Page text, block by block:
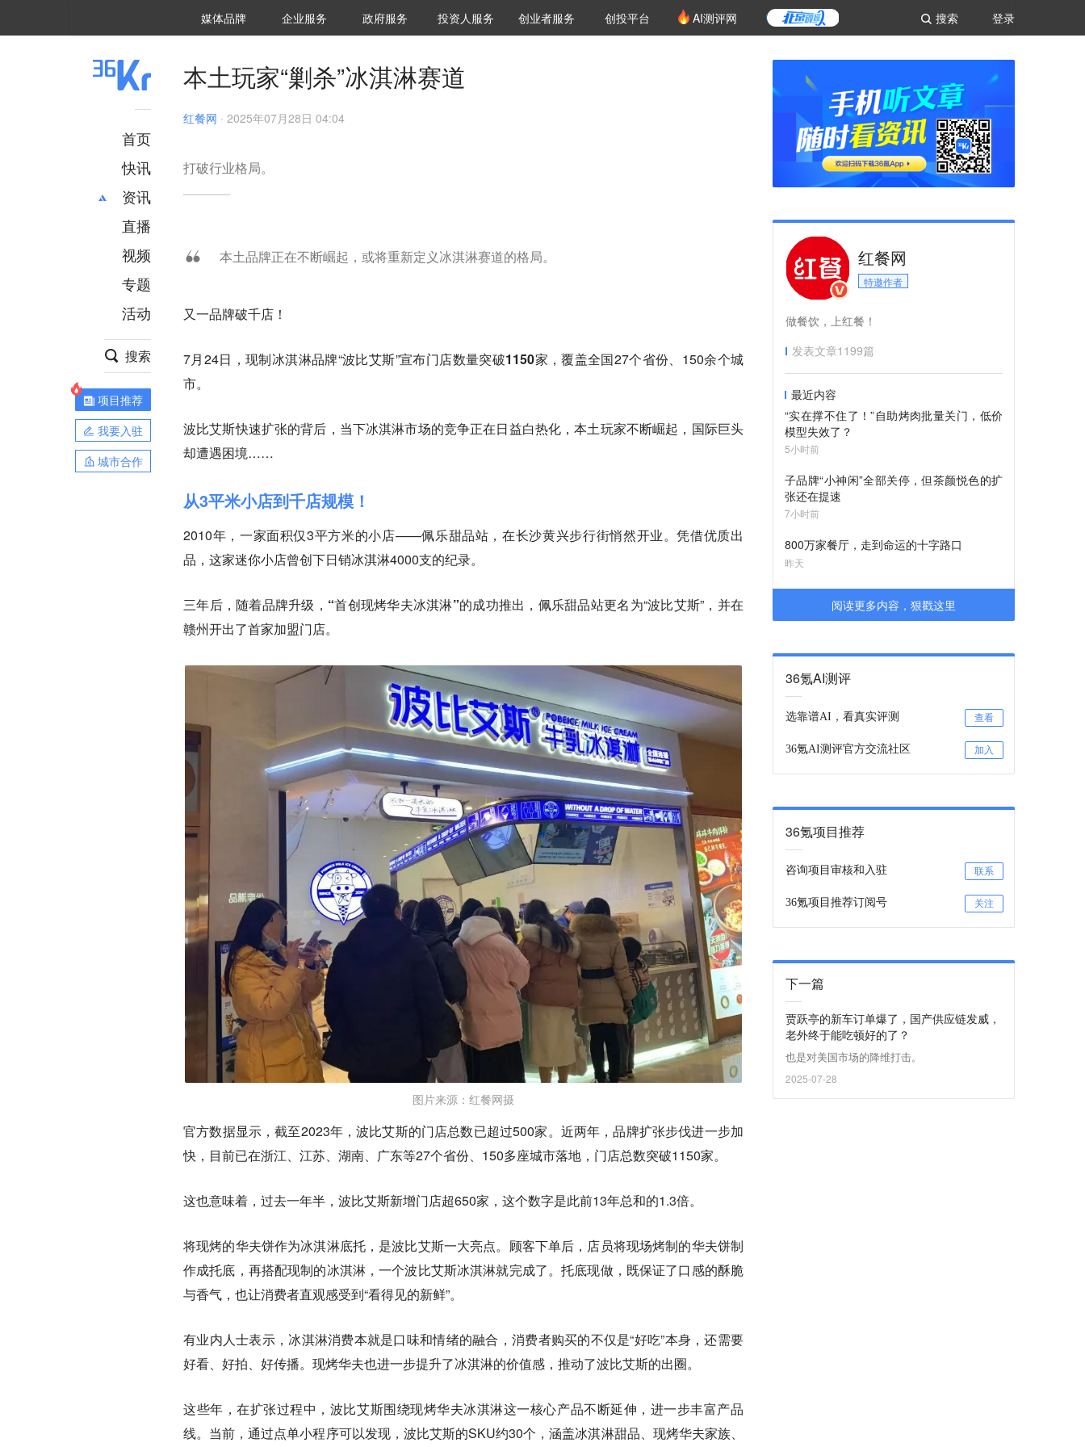
登录
搜索
媒体品牌 36Kr研究院
企业服务 城市之窗
政府服务 VClub投资机构库
投资机构职位推介
投资人服务 创投氪堂
创业者服务 创投平台 AI测评网
首页
快讯
资讯
推荐
财经
项目推荐
安徽
直播
视频
专题
活动
搜索
项目推荐
我要入驻
城市合作
本土玩家“剿杀”冰淇淋赛道
红餐网 · 2025年07月28日 04:04
打破行业格局。
本土品牌正在不断崛起，或将重新定义冰淇淋赛道的格局。
又一品牌破千店！
7月24日，现制冰淇淋品牌“波比艾斯”宣布门店数量突破1150家 ，覆盖全国27个省份、150余个城
市。
波比艾斯快速扩张的背后，当下冰淇淋市场的竞争正在日益白热化，本土玩家不断崛起，国际巨头
却遭遇困境……
从3平米小店到千店规模！
2010年，一家面积仅3平方米的小店——佩乐甜品站，在长沙黄兴步行街悄然开业。凭借优质出
品，这家迷你小店曾创下日销冰淇淋4000支的纪录。
三年后，随着品牌升级， “首创现烤华夫冰淇淋”的成功推出，佩乐甜品站更名为“波比艾斯”，并在
赣州开出了首家加盟门店。
图片来源：红餐网摄
官方数据显示，截至2023年，波比艾斯的门店总数已超过500家。近两年，品牌扩张步伐进一步加
快，目前已在浙江、江苏、湖南、广东等27个省份、150多座城市落地，门店总数突破1150家。
这也意味着，过去一年半，波比艾斯新增门店超650家，这个数字是此前13年总和的1.3倍。
将现烤的华夫饼作为冰淇淋底托，是波比艾斯一大亮点。 顾客下单后，店员将现场烤制的华夫饼制
作成托底，再搭配现制的冰淇淋，一个波比艾斯冰淇淋就完成了。托底现做，既保证了口感的酥脆
与香气，也让消费者直观感受到“看得见的新鲜”。
有业内人士表示，冰淇淋消费本就是口味和情绪的融合，消费者购买的不仅是“好吃”本身，还需要
好看、好拍、好传播。现烤华夫也进一步提升了冰淇淋的价值感，推动了波比艾斯的出圈。
这些年，在扩张过程中，波比艾斯围绕现烤华夫冰淇淋这一核心产品不断延伸，进一步丰富产品
线。当前，通过点单小程序可以发现，波比艾斯的SKU约30个，涵盖冰淇淋甜品、现烤华夫家族、
红餐网
特邀作者
做餐饮，上红餐！
发表文章1199篇
最近内容
“实在撑不住了！”自助烤肉批量关门，低价
模型失效了？
5小时前
子品牌“小神闲”全部关停，但茶颜悦色的扩
张还在提速
7小时前
800万家餐厅，走到命运的十字路口
昨天
阅读更多内容，狠戳这里
36氪AI测评
选靠谱AI，看真实评测 查看
36氪AI测评官方交流社区 加入
36氪项目推荐
咨询项目审核和入驻 联系
36氪项目推荐订阅号 关注
下一篇
贾跃亭的新车订单爆了，国产供应链发威，
老外终于能吃顿好的了？
也是对美国市场的降维打击。
2025-07-28